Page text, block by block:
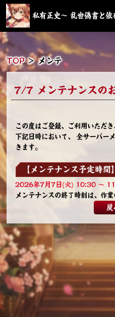
私有正史～ 乱世偽書と依
TOP＞メンテ
7/7 メンテナンスの
この度はご登録、ご利用いただ
下記日時において、 全サーバー
きます。
【メンテナンス予定時間】
2026年7月7日(火) 10:30 ～
メンテナンスの終了時刻は、作
ざいます。終了次第、公式サイ
【メンテナンス内容】
●イベント実装
【メンテナンス中の注意
・メンテナンス前にゲームから
す。ログイン状態が続くと、デ
生する可能性がありますので、
戻